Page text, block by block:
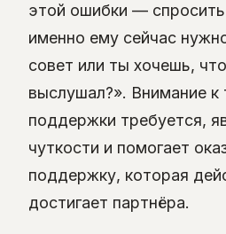
этой ошибки —
именно ему сейчас
совет или ты хочешь,
выслушал?». Внимание к
поддержки требуется,
чуткости и помогает
поддержку, которая
достигает партнёра.